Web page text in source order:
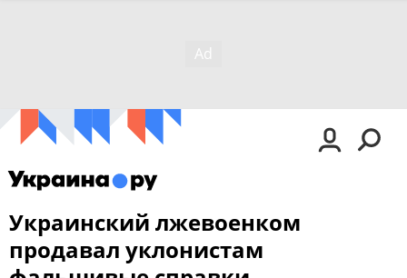
Украинский лжевоенком
продавал уклонистам